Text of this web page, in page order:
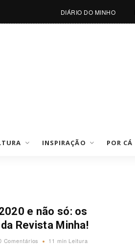
DIÁRIO DO MINHO
INSPIRAÇÃO POR CÁ
e não só: os
Revista Minha!
Comentários 11 min Leitura